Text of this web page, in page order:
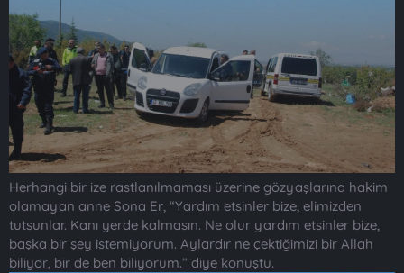
Herhangi bir ize rastlanılmaması üzerine gözyaşlarına hakim
olamayan anne Sona Er, “Yardım etsinler bize, elimizden
tutsunlar. Kanı yerde kalmasın. Ne olur yardım etsinler bize,
başka bir şey istemiyorum. Aylardır ne çektiğimizi bir Allah
biliyor, bir de ben biliyorum.” diye konuştu.